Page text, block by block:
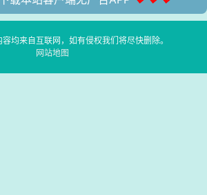
均来自互联网，如有侵权我们将尽快删除。
网站地图